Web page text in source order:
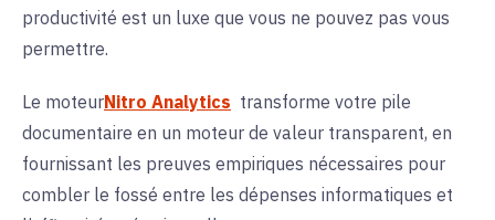
productivité est un luxe que vous ne pouvez pas vous
permettre.
Le moteurNitro Analytics transforme votre pile
documentaire en un moteur de valeur transparent, en
fournissant les preuves empiriques nécessaires pour
combler le fossé entre les dépenses informatiques et